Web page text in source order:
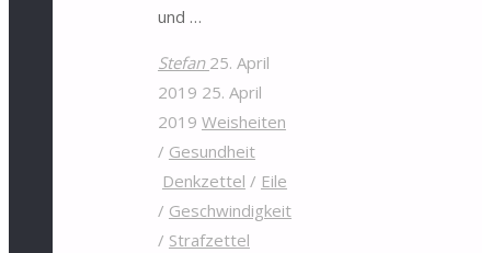
und …
Stefan 25. April
2019 25. April
2019 Weisheiten
/ Gesundheit
Denkzettel / Eile
/ Geschwindigkeit
/ Strafzettel